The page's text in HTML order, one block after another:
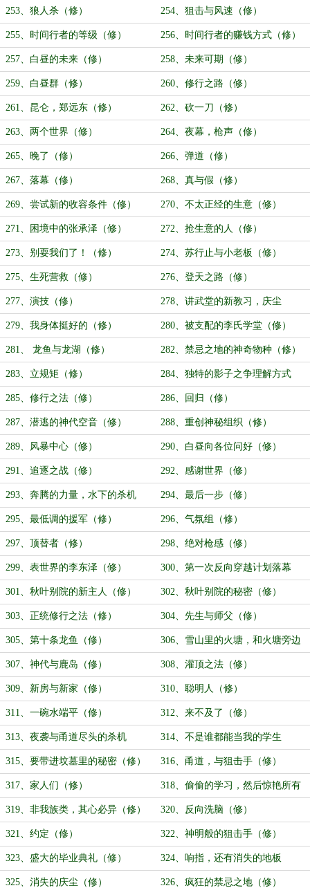
253、狼人杀（修） 254、狙击与风速（修）
255、时间行者的等级（修） 256、时间行者的赚钱方式（修）
257、白昼的未来（修） 258、未来可期（修）
259、白昼群（修） 260、修行之路（修）
261、昆仑，郑远东（修） 262、砍一刀（修）
263、两个世界（修） 264、夜幕，枪声（修）
265、晚了（修） 266、弹道（修）
267、落幕（修） 268、真与假（修）
269、尝试新的收容条件（修） 270、不太正经的生意（修）
271、困境中的张承泽（修） 272、抢生意的人（修）
273、别耍我们了！（修） 274、苏行止与小老板（修）
275、生死营救（修） 276、登天之路（修）
277、演技（修） 278、讲武堂的新教习，庆尘
（修）
279、我身体挺好的（修） 280、被支配的李氏学堂（修）
281、 龙鱼与龙湖（修） 282、禁忌之地的神奇物种（修）
283、立规矩（修） 284、独特的影子之争理解方式
（修）
285、修行之法（修） 286、回归（修）
287、潜逃的神代空音（修） 288、重创神秘组织（修）
289、风暴中心（修） 290、白昼向各位问好（修）
291、追逐之战（修） 292、感谢世界（修）
293、奔腾的力量，水下的杀机
（修）
294、最后一步（修）
295、最低调的援军（修） 296、气氛组（修）
297、顶替者（修） 298、绝对枪感（修）
299、表世界的李东泽（修） 300、第一次反向穿越计划落幕
（修）
301、秋叶别院的新主人（修） 302、秋叶别院的秘密（修）
303、正统修行之法（修） 304、先生与师父（修）
305、第十条龙鱼（修） 306、雪山里的火塘，和火塘旁边
的少女（修）
307、神代与鹿岛（修） 308、灌顶之法（修）
309、新房与新家（修） 310、聪明人（修）
311、一碗水端平（修） 312、来不及了（修）
313、夜袭与甬道尽头的杀机
（修）
314、不是谁都能当我的学生
（修）
315、要带进坟墓里的秘密（修） 316、甬道，与狙击手（修）
317、家人们（修） 318、偷偷的学习，然后惊艳所有
人（修）
319、非我族类，其心必异（修） 320、反向洗脑（修）
321、约定（修） 322、神明般的狙击手（修）
323、盛大的毕业典礼（修） 324、响指，还有消失的地板
（修）
325、消失的庆尘（修） 326、疯狂的禁忌之地（修）